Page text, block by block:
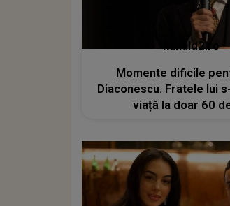
kanald2.ro
Momente dificile
Diaconescu. Fratele lui
viață la doar 60